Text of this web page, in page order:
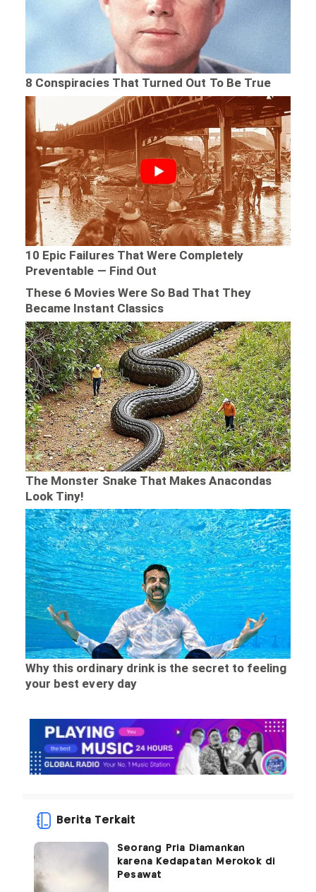
Berita Terkait
Seorang Pria Diamankan
karena Kedapatan Merokok di
Pesawat